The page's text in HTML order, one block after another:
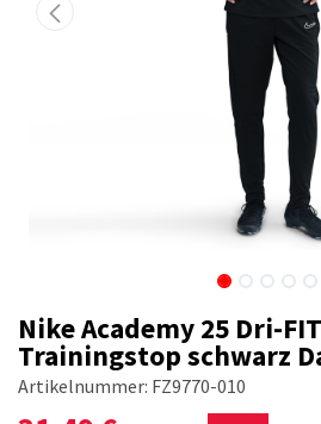
Nike Academy 25 Dri-FIT
Trainingstop schwarz
Artikelnummer: FZ9770-010